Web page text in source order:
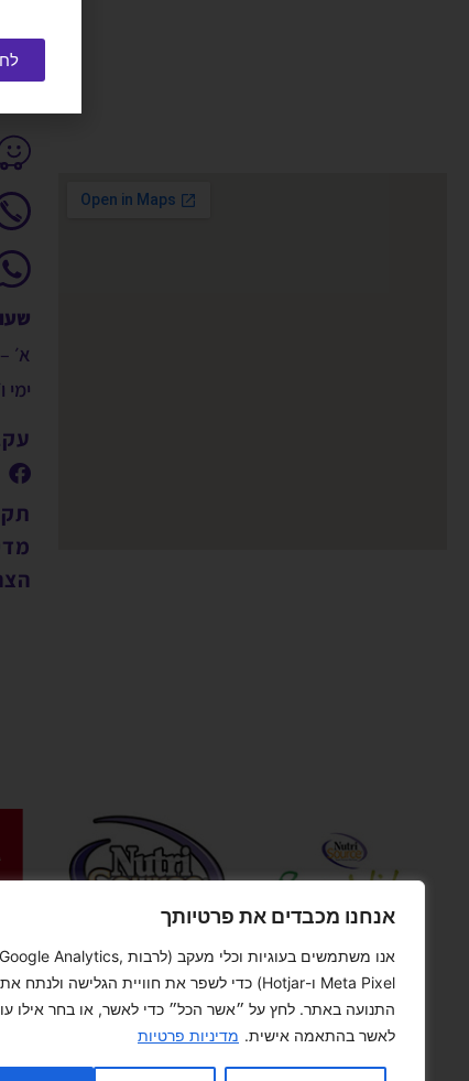
אנחנו מכבדים את פרטיותך
אנו משתמשים בעוגיות וכלי מעקב (לרבות Google Analytics,
Meta Pixel ו-Hotjar) כדי לשפר את חוויית הגלישה ולנתח את
התנועה באתר. לחץ על ״אשר הכל״ כדי לאשר, או בחר אילו
לאשר בהתאמה אישית. מדיניות פרטיות
א׳ – ה׳ :
ימי ו׳ :